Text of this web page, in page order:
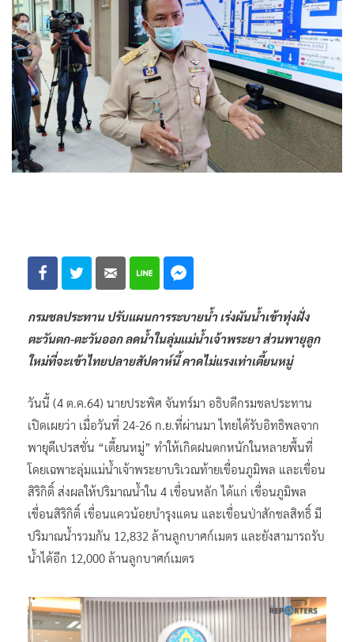
กรมชลประทาน ปรับแผนการระบายน้ำ เร่งผันน้ำเข้าทุ่งฝั่ง
ตะวันตก-ตะวันออก ลดน้ำในลุ่มแม่น้ำเจ้าพระยา ส่วนพายุลูก
ใหม่ที่จะเข้าไทยปลายสัปดาห์นี้ คาดไม่แรงเท่าเตี้ยนหมู่
วันนี้ (4 ต.ค.64) นายประพิศ จันทร์มา อธิบดีกรมชลประทาน
เปิดเผยว่า เมื่อวันที่ 24-26 ก.ย.ที่ผ่านมา ไทยได้รับอิทธิพลจาก
พายุดีเปรสชั่น “เตี้ยนหมู่” ทำให้เกิดฝนตกหนักในหลายพื้นที่
โดยเฉพาะลุ่มแม่น้ำเจ้าพระยาบริเวณท้ายเขื่อนภูมิพล และเขื่อน
สิริกิติ์ ส่งผลให้ปริมาณน้ำใน 4 เขื่อนหลัก ได้แก่ เขื่อนภูมิพล
เขื่อนสิริกิติ์ เขื่อนแควน้อยบำรุงแดน และเขื่อนป่าสักชลสิทธิ์ มี
ปริมาณน้ำรวมกัน 12,832 ล้านลูกบาศก์เมตร และยังสามารถรับ
น้ำได้อีก 12,000 ล้านลูกบาศก์เมตร